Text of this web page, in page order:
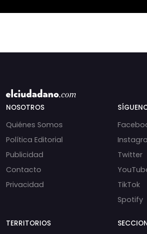
NOSOTROS
Quiénes Somos
Política Editorial
Publicidad
Contacto
Privacidad
Twitter
TikTok
Spotify
TERRITORIOS